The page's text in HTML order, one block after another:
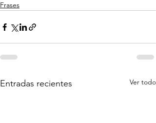
Frases
Entradas recientes Ver todo